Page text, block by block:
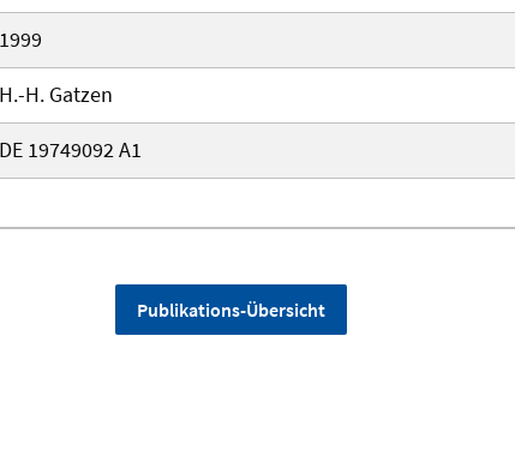
1999
H.-H. Gatzen
DE 19749092 A1
Publikations-Übersicht